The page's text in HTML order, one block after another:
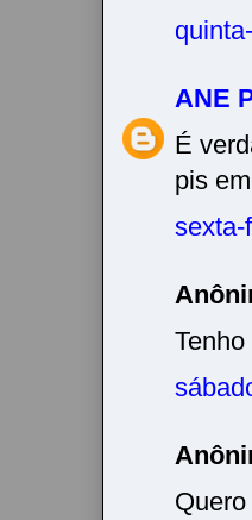
ANE
É
pis
sexta-